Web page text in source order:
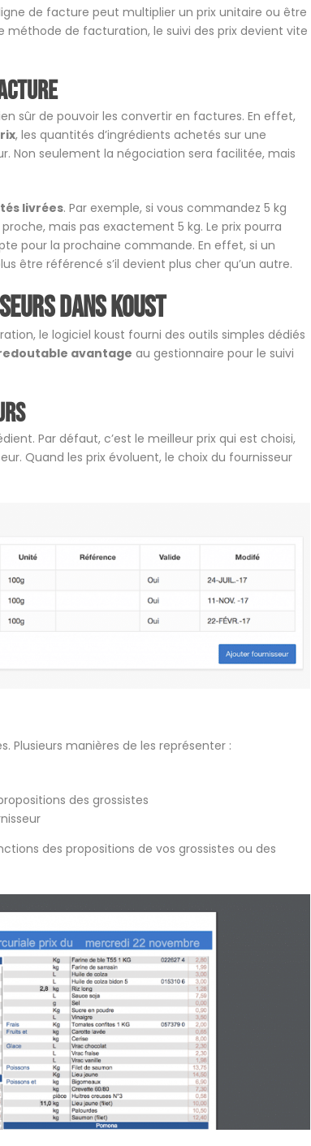
de facture peut multiplier un prix unitaire ou être
de facturation, le suivi des prix devient vite
sûr de pouvoir les convertir en factures. En effet,
, les quantités d’ingrédients achetés sur une
Non seulement la négociation sera facilitée, mais
livrées. Par exemple, si vous commandez 5 kg
mais pas exactement 5 kg. Le prix pourra
pour la prochaine commande. En effet, si un
être référencé s’il devient plus cher qu’un autre.
dans Koust
le logiciel koust fourni des outils simples dédiés
avantage au gestionnaire pour le suivi
Par défaut, c’est le meilleur prix qui est choisi,
Quand les prix évoluent, le choix du fournisseur
manières de les représenter :
des grossistes
des propositions de vos grossistes ou des